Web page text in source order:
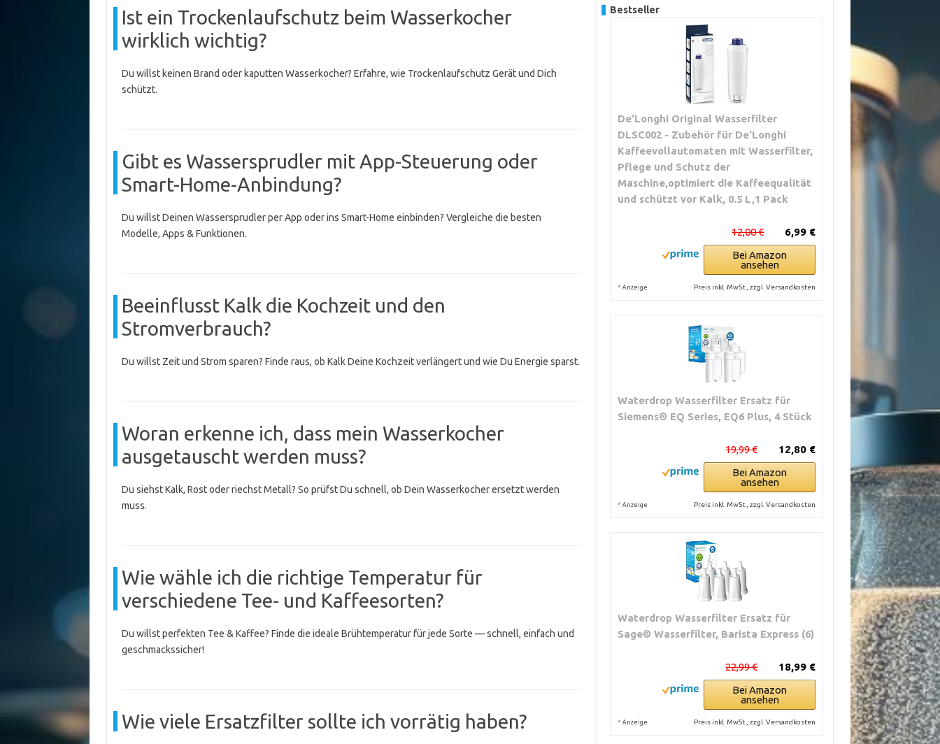
Ist ein Trockenlaufschutz beim Wasserkocher
wirklich wichtig?
Du willst keinen Brand oder kaputten Wasserkocher? Erfahre, wie Trockenlaufschutz Gerät und Dich
schützt.
Gibt es Wassersprudler mit App-Steuerung oder
Smart-Home-Anbindung?
Du willst Deinen Wassersprudler per App oder ins Smart-Home einbinden? Vergleiche die besten
Modelle, Apps & Funktionen.
Beeinflusst Kalk die Kochzeit und den
Stromverbrauch?
Du willst Zeit und Strom sparen? Finde raus, ob Kalk Deine Kochzeit verlängert und wie Du Energie sparst.
Woran erkenne ich, dass mein Wasserkocher
ausgetauscht werden muss?
Du siehst Kalk, Rost oder riechst Metall? So prüfst Du schnell, ob Dein Wasserkocher ersetzt werden
muss.
Wie wähle ich die richtige Temperatur für
verschiedene Tee- und Kaffeesorten?
Du willst perfekten Tee & Kaffee? Finde die ideale Brühtemperatur für jede Sorte — schnell, einfach und
geschmackssicher!
Wie viele Ersatzfilter sollte ich vorrätig haben?
Bestseller
De'Longhi Original Wasserfilter
DLSC002 - Zubehör für De'Longhi
Kaffeevollautomaten mit Wasserfilter,
Pflege und Schutz der
Maschine,optimiert die Kaffeequalität
und schützt vor Kalk, 0.5 L,1 Pack
6,99 €
12,00 €
Bei Amazon
ansehen
* Anzeige Preis inkl. MwSt., zzgl. Versandkosten
Waterdrop Wasserfilter Ersatz für
Siemens® EQ Series, EQ6 Plus, 4 Stück
12,80 €
19,99 €
Bei Amazon
ansehen
* Anzeige Preis inkl. MwSt., zzgl. Versandkosten
Waterdrop Wasserfilter Ersatz für
Sage® Wasserfilter, Barista Express (6)
18,99 €
22,99 €
Bei Amazon
ansehen
* Anzeige Preis inkl. MwSt., zzgl. Versandkosten